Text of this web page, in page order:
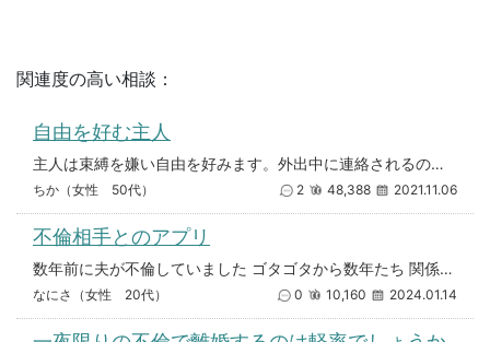
関連度の高い相談：
自由を好む主人
主人は束縛を嫌い自由を好みます。外出中に連絡されるのも嫌のようで何時に帰るのか食事はいるのかも分かりません。女性関係も何
ちか（女性 50代） 2 48,388 2021.11.06
不倫相手とのアプリ
数年前に夫が不倫していました ゴタゴタから数年たち 関係が修復してきた矢先 今はもう別れたと聞いていたのに 不倫相手との
なにさ（女性 20代） 0 10,160 2024.01.14